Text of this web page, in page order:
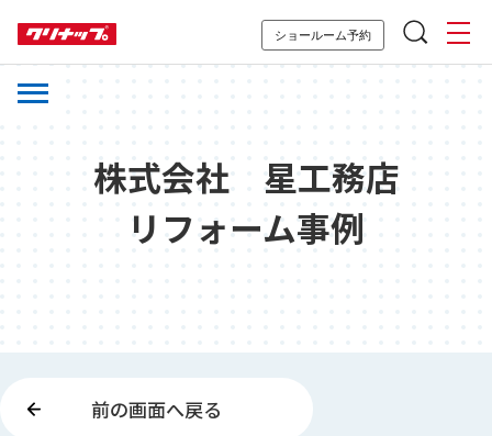
ショールーム予約
株式会社 星工務店
リフォーム事例
前の画面へ戻る